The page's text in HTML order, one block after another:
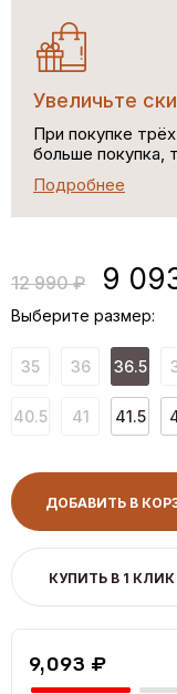
Увеличьте
При покупке
больше покупка,
Подробнее
12 990 ₽ 9
Выберите размер:
35 36 36.5
40.5 41 41.5
ДОБАВИТЬ В
КУПИТЬ В 1 КЛИК
9,093 ₽